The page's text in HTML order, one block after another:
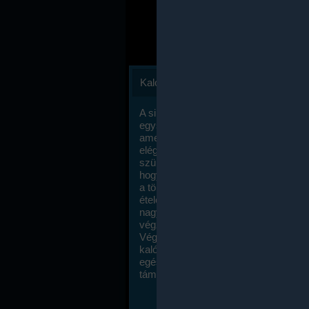
Kalóriaszámlálás
A sikeres fogyás titka valójában igen
egyszerű: égess több energiát, mint
amennyit beviszel. Természetesen
elég nagy fegyelemre és akaraterőre
szükség, de meglepődve fogod
hogy a kalóriaszámolás mennyire
a többi diétához képest. Itt nincsenek
ételek és a megengedett kalóriabevitelt
nagymértékben növelheted ha
végzel.
Végül, de nem utolsó sorban, a
kalóriaszámolás módszerét a legtöbb
egészségügyi szakorvos ajánlja és
támogatja.